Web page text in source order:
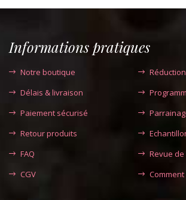
Informations pratiques
Notre boutique
Délais & livraison
Paiement sécurisé
Retour produits
FAQ
CGV
Revue